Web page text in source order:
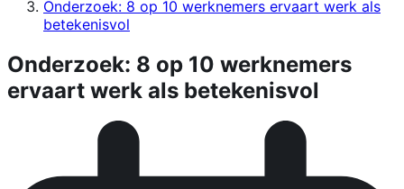
Onderzoek: 8 op 10 werknemers ervaart werk als
betekenisvol
Onderzoek: 8 op 10 werknemers
ervaart werk als betekenisvol